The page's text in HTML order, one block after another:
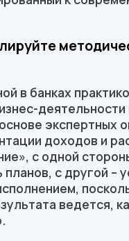
в банках
экспертных
доходов и
с одной
планов, с другой –
ведется,